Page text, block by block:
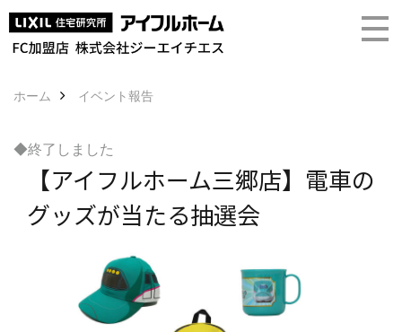
ホーム イベント報告
◆終了しました
【アイフルホーム三郷店】電車の
グッズが当たる抽選会